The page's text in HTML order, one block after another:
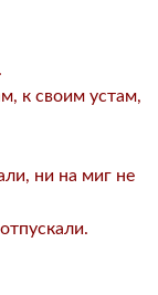
к своим устам,
ни на миг не